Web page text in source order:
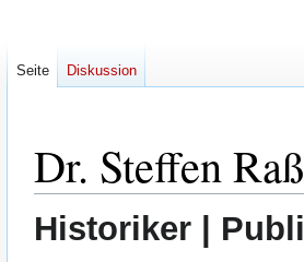
Navigation
springen
Suche
springen
Dr. Steffen
Historiker |
Seite Diskussion